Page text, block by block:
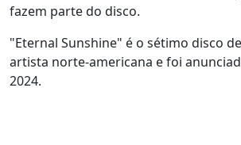
fazem parte do disco.
"Eternal Sunshine" é o sétimo disco
artista norte-americana e foi
2024.